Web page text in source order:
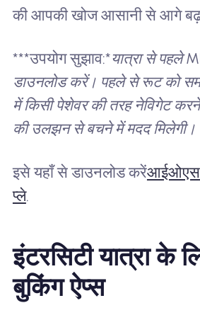
की आपकी खोज आसानी से आगे
***उपयोग सुझाव:*यात्रा से पहले
डाउनलोड करें। पहले से रूट को
में किसी पेशेवर की तरह नेविगेट
की उलझन से बचने में मदद मिलेगी।
इसे यहाँ से डाउनलोड करेंआईओएस
प्ले.
इंटरसिटी यात्रा के
बुकिंग ऐप्स